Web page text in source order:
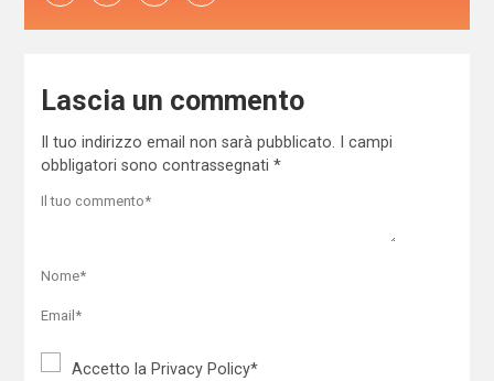
Lascia un commento
Il tuo indirizzo email non sarà pubblicato.
I campi
obbligatori sono contrassegnati *
Accetto la Privacy Policy*